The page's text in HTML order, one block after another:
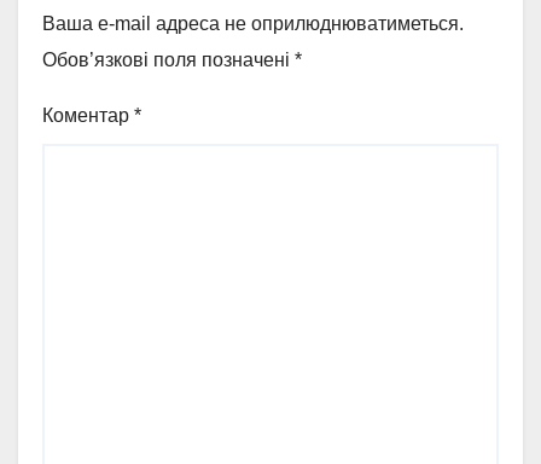
Ваша e-mail адреса не оприлюднюватиметься.
Обов’язкові поля позначені *
Коментар *